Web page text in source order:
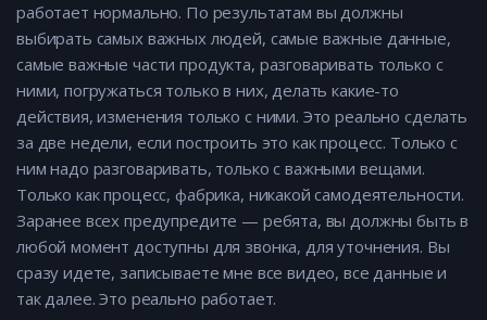
работает нормально. По результатам вы должны
выбирать самых важных людей, самые важные данные,
самые важные части продукта, разговаривать только с
ними, погружаться только в них, делать какие-то
действия, изменения только с ними. Это реально сделать
за две недели, если построить это как процесс. Только с
ним надо разговаривать, только с важными вещами.
Только как процесс, фабрика, никакой самодеятельности.
Заранее всех предупредите — ребята, вы должны быть в
любой момент доступны для звонка, для уточнения. Вы
сразу идете, записываете мне все видео, все данные и
так далее. Это реально работает.